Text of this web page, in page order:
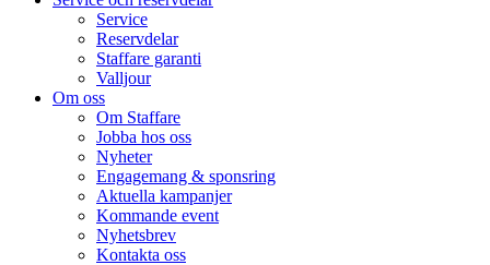
Service
Reservdelar
Staffare garanti
Valljour
Om oss
Om Staffare
Jobba hos oss
Nyheter
Engagemang & sponsring
Aktuella kampanjer
Kommande event
Nyhetsbrev
Kontakta oss